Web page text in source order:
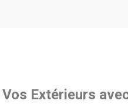
Extérieurs